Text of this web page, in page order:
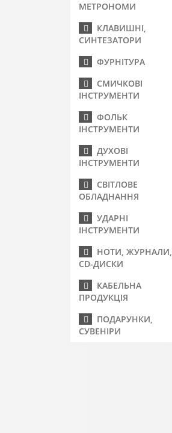
МЕТРОНОМИ
КЛАВИШНІ,
СИНТЕЗАТОРИ
ФУРНІТУРА
СМИЧКОВІ
ІНСТРУМЕНТИ
ФОЛЬК
ІНСТРУМЕНТИ
ДУХОВІ
ІНСТРУМЕНТИ
СВІТЛОВЕ
ОБЛАДНАННЯ
УДАРНІ
ІНСТРУМЕНТИ
НОТИ, ЖУРНАЛИ,
CD-ДИСКИ
КАБЕЛЬНА
ПРОДУКЦІЯ
ПОДАРУНКИ,
СУВЕНІРИ